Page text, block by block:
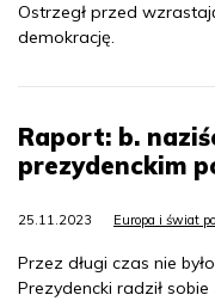
Ostrzegł przed
demokrację.
Raport: b.
prezydenckim
25.11.2023 Europa i świat
Przez długi czas nie
Prezydencki radził